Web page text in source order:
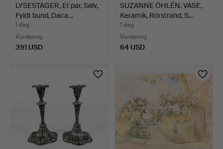
LYSESTAGER, Et par, Sølv,
Fyldt bund, Daca…
1 dag
Vurdering
391 USD
SUZANNE ÖHLÉN. VASE,
Keramik, Rörstrand, S…
1 dag
Vurdering
64 USD